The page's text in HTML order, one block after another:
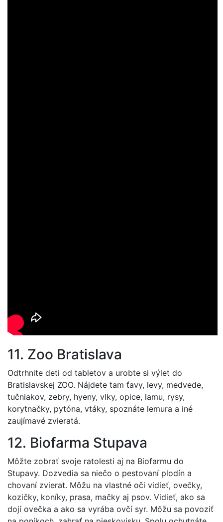
11. Zoo Bratislava
Odtrhnite deti od tabletov a urobte si výlet do
Bratislavskej ZOO. Nájdete tam ťavy, levy, medvede,
tučniakov, zebry, hyeny, vlky, opice, lamu, rysy,
korytnačky, pytóna, vtáky, spoznáte lemura a iné
zaujímavé zvieratá.
12. Biofarma Stupava
Môžte zobrať svoje ratolesti aj na Biofarmu do
Stupavy. Dozvedia sa niečo o pestovaní plodín a
chovaní zvierat. Môžu na vlastné oči vidieť, ovečky,
kozičky, koníky, prasa, mačky aj psov. Vidieť, ako sa
dojí ovečka a ako sa vyrába ovčí syr. Môžu sa povoziť